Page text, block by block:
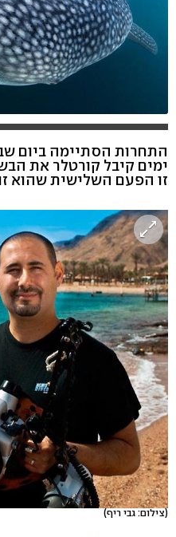
התחרות הסתיימה ביום
ימים קיבל קורטלר את
זו הפעם השלישית שהוא
(צילום: גבי ריף)